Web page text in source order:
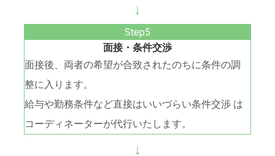
↓
面接・条件交渉
面接後、両者の希望が合致されたのちに条件の調
整に入ります。
給与や勤務条件など直接はいいづらい条件交渉 は
コーディネーターが代行いたします。
↓